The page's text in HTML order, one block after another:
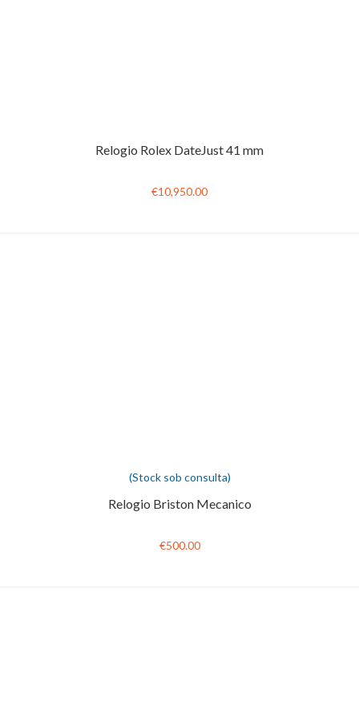
Relogio Rolex DateJust 41 mm
€10,950.00
(Stock sob consulta)
Relogio Briston Mecanico
€500.00